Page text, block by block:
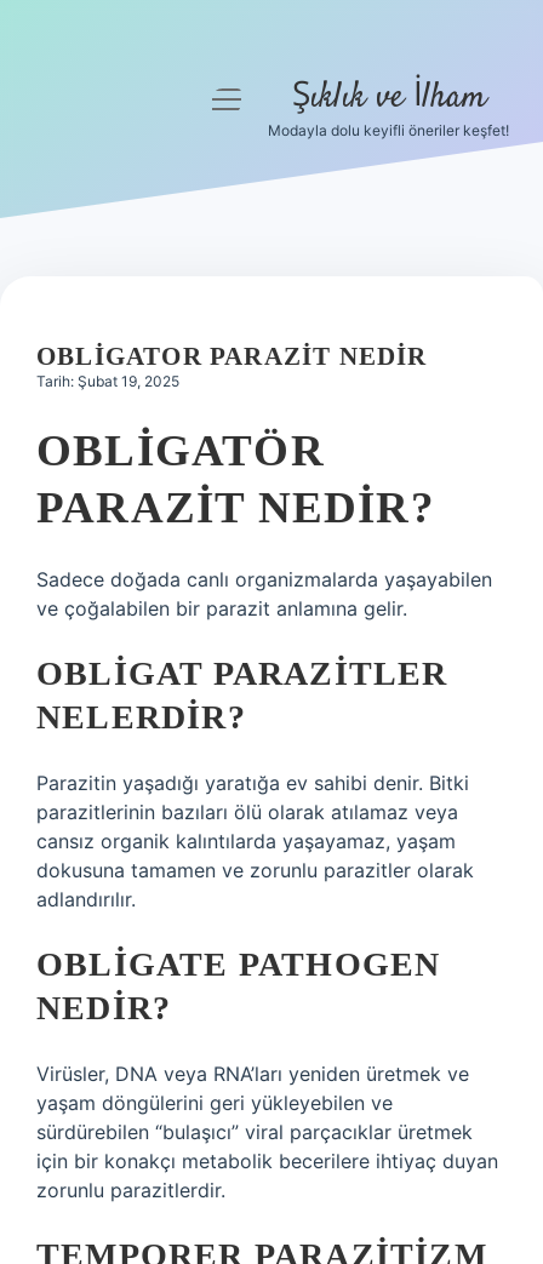
Hakkımızda
menüyü
Şıklık ve İlham
Modayla dolu keyifli öneriler keşfet!
OBLIGATOR PARAZIT NEDIR
Tarih: Şubat 19, 2025
OBLIGATÖR
PARAZIT NEDIR?
Sadece doğada canlı organizmalarda yaşayabilen
ve çoğalabilen bir parazit anlamına gelir.
OBLIGAT PARAZITLER
NELERDIR?
Parazitin yaşadığı yaratığa ev sahibi denir. Bitki
parazitlerinin bazıları ölü olarak atılamaz veya
cansız organik kalıntılarda yaşayamaz, yaşam
dokusuna tamamen ve zorunlu parazitler olarak
adlandırılır.
OBLIGATE PATHOGEN
NEDIR?
Virüsler, DNA veya RNA’ları yeniden üretmek ve
yaşam döngülerini geri yükleyebilen ve
sürdürebilen “bulaşıcı” viral parçacıklar üretmek
için bir konakçı metabolik becerilere ihtiyaç duyan
zorunlu parazitlerdir.
TEMPORER PARAZITIZM